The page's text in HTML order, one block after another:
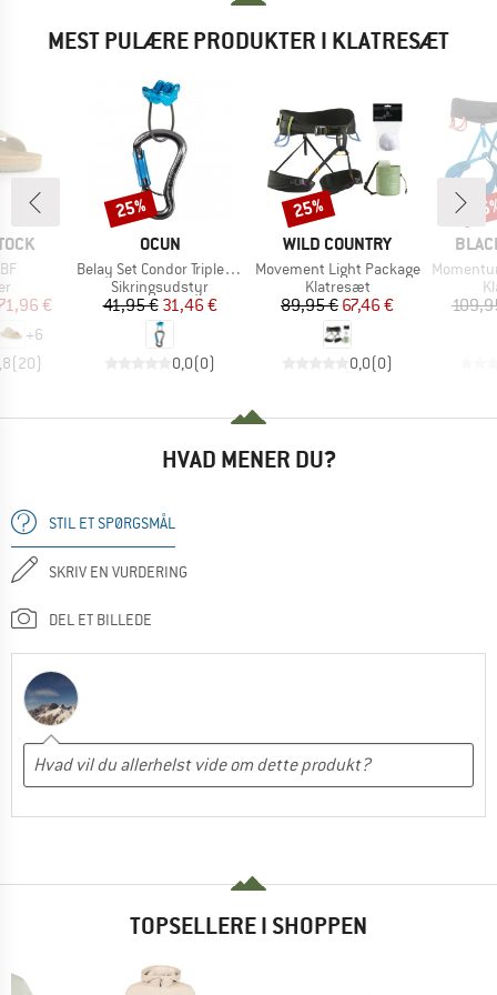
MEST PULÆRE PRODUKTER I KLATRESÆT
pris
€
+6
(20)
MÆRKE
OCUN
Artikel
Belay Set Condor Triple/Hurry
Produktgruppe
Sikringsudstyr
Pris
41,95 €Nedsat pris
31,46 €
0,0(0)
Rabat
25%
MÆRKE
WILD COUNTRY
Artikel
Movement Light Package
Produktgruppe
Klatresæt
Pris
89,95 €Nedsat pris
67,46 €
0,0(0)
Rabat
25%
Artikel
Momentum
HVAD MENER DU?
STIL ET SPØRGSMÅL
SKRIV EN VURDERING
DEL ET BILLEDE
TOPSELLERE I SHOPPEN